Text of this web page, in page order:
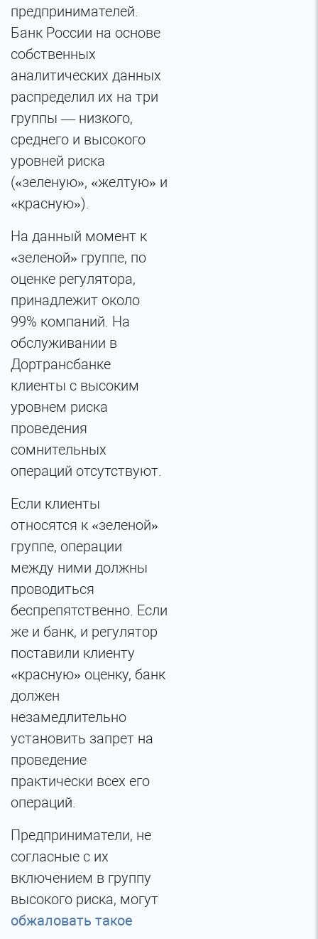
предпринимателей.
Банк России на основе
собственных
аналитических данных
распределил их на три
группы — низкого,
среднего и высокого
уровней риска
(«зеленую», «желтую» и
«красную»).
На данный момент к
«зеленой» группе, по
оценке регулятора,
принадлежит около
99% компаний. На
обслуживании в
Дортрансбанке
клиенты с высоким
уровнем риска
проведения
сомнительных
операций отсутствуют.
Если клиенты
относятся к «зеленой»
группе, операции
между ними должны
проводиться
беспрепятственно. Если
же и банк, и регулятор
поставили клиенту
«красную» оценку, банк
должен
незамедлительно
установить запрет на
проведение
практически всех его
операций.
Предприниматели, не
согласные с их
включением в группу
высокого риска, могут
обжаловать такое